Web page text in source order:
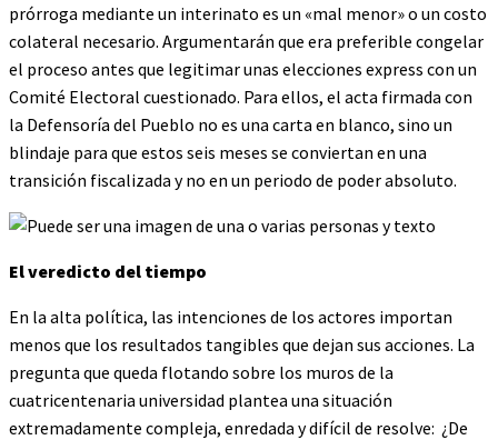
prórroga mediante un interinato es un «mal menor» o un costo
colateral necesario. Argumentarán que era preferible congelar
el proceso antes que legitimar unas elecciones express con un
Comité Electoral cuestionado. Para ellos, el acta firmada con
la Defensoría del Pueblo no es una carta en blanco, sino un
blindaje para que estos seis meses se conviertan en una
transición fiscalizada y no en un periodo de poder absoluto.
El veredicto del tiempo
En la alta política, las intenciones de los actores importan
menos que los resultados tangibles que dejan sus acciones. La
pregunta que queda flotando sobre los muros de la
cuatricentenaria universidad plantea una situación
extremadamente compleja, enredada y difícil de resolve: ¿De